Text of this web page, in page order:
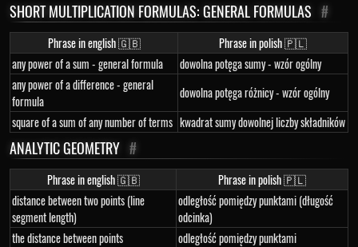
SHORT MULTIPLICATION FORMULAS: GENERAL FORMULAS #
Phrase in english 🇬🇧
Phrase in polish 🇵🇱
any power of a sum - general formula
dowolna potęga sumy - wzór ogólny
any power of a difference - general
formula
dowolna potęga różnicy - wzór ogólny
square of a sum of any number of terms kwadrat sumy dowolnej liczby składników
ANALYTIC GEOMETRY #
Phrase in english 🇬🇧
Phrase in polish 🇵🇱
distance between two points (line
segment length)
odległość pomiędzy punktami (długość
odcinka)
the distance between points
odległość pomiędzy punktami